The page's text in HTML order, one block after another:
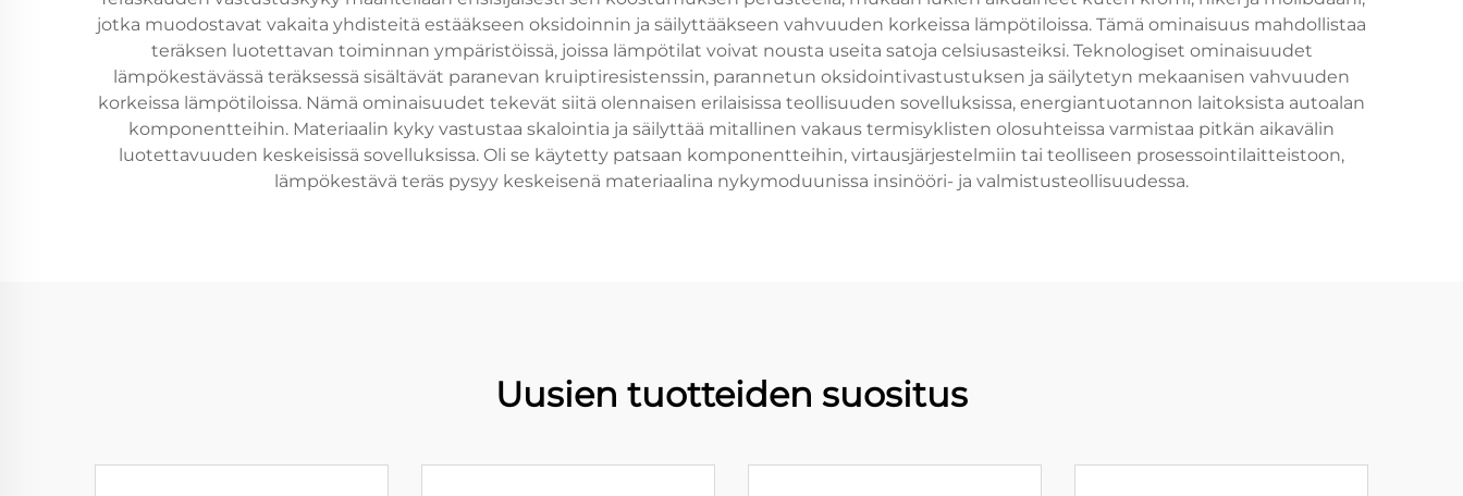
jotka muodostavat vakaita yhdisteitä estääkseen oksidoinnin ja säilyttääkseen vahvuuden korkeissa lämpötiloissa. Tämä ominaisuus mahdollistaa
teräksen luotettavan toiminnan ympäristöissä, joissa lämpötilat voivat nousta useita satoja celsiusasteiksi. Teknologiset ominaisuudet
lämpökestävässä teräksessä sisältävät paranevan kruiptiresistenssin, parannetun oksidointivastustuksen ja säilytetyn mekaanisen vahvuuden
korkeissa lämpötiloissa. Nämä ominaisuudet tekevät siitä olennaisen erilaisissa teollisuuden sovelluksissa, energiantuotannon laitoksista autoalan
komponentteihin. Materiaalin kyky vastustaa skalointia ja säilyttää mitallinen vakaus termisyklisten olosuhteissa varmistaa pitkän aikavälin
luotettavuuden keskeisissä sovelluksissa. Oli se käytetty patsaan komponentteihin, virtausjärjestelmiin tai teolliseen prosessointilaitteistoon,
lämpökestävä teräs pysyy keskeisenä materiaalina nykymoduunissa insinööri- ja valmistusteollisuudessa.
Uusien tuotteiden suositus